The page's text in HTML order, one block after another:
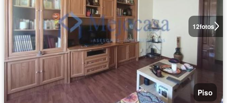
12fotos
Piso